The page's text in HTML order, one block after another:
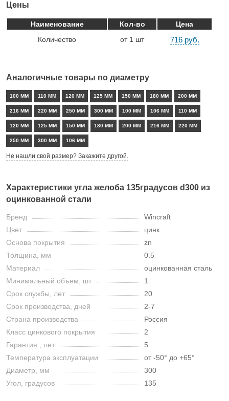
Цены
Наименование Кол-во
Цена
Количество
от 1 шт 716 руб.
Аналогичные товары по диаметру
100 ММ 110 ММ 120 ММ 125 ММ 150 ММ 180 ММ 200 ММ
216 ММ 220 ММ 250 ММ 300 ММ 100 ММ 106 ММ 110 ММ
120 ММ 125 ММ 150 ММ 180 ММ 200 ММ 216 ММ 220 ММ
250 ММ 300 ММ 106 ММ
Не нашли свой размер? Закажите другой.
Характеристики угла желоба 135градусов d300 из
оцинкованной стали
Бренд
Wincraft
Цвет
цинк
Основа покрытия
zn
Толщина, мм
0.5
Материал
оцинкованная сталь
Минимальный объем, шт
1
Срок службы, лет
20
Срок производства, дней
2-7
Страна производства
Россия
Класс цинкового покрытия
2
Гарантия , лет
5
Температура эксплуатации
от -50° до +65°
Диаметр, мм
300
Угол, градусов
135